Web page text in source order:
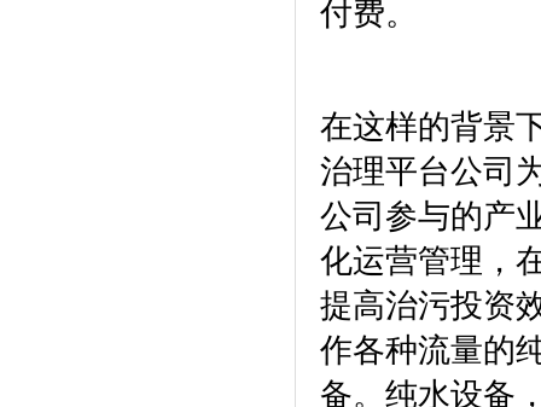
付费。
在这样的背景
治理平台公司
公司参与的产
化运营管理，
提高治污投资
作各种流量的
备。 纯水设备